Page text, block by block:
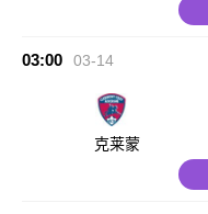
03:00 03-14
克莱蒙